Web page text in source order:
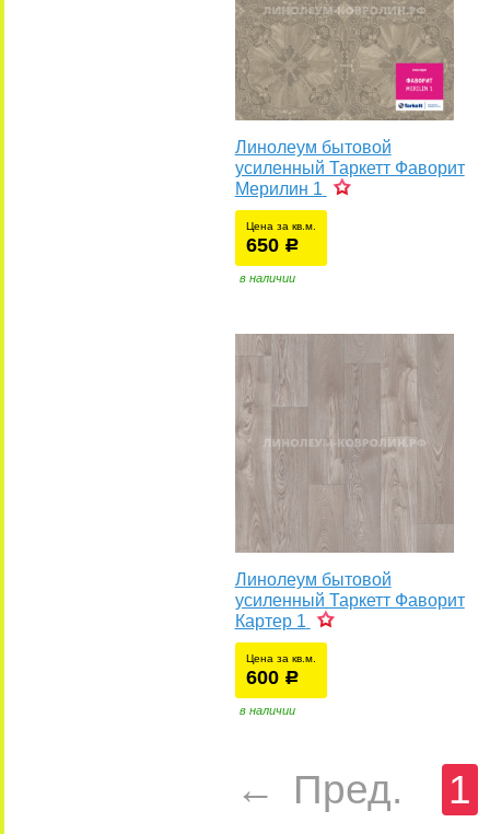
Линолеум бытовой
усиленный Таркетт Фаворит
Мерилин 1
Цена за кв.м.
650 р
в наличии
Линолеум бытовой
усиленный Таркетт Фаворит
Картер 1
Цена за кв.м.
600 р
в наличии
← Пред. 1